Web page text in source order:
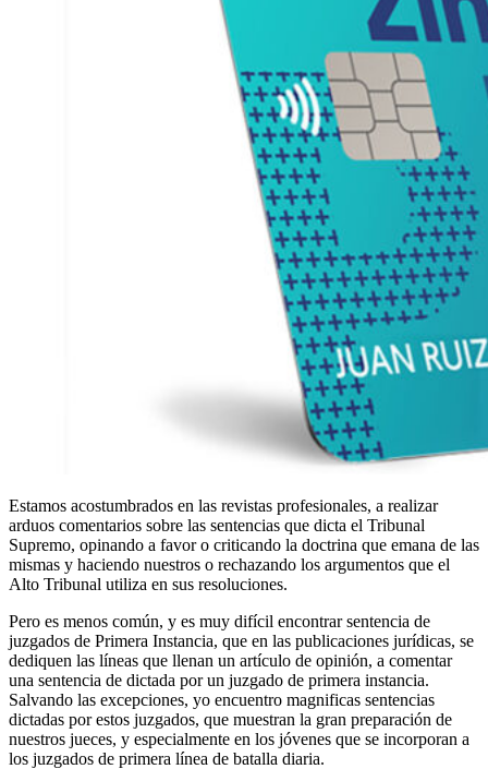
Estamos acostumbrados en las revistas profesionales, a realizar
arduos comentarios sobre las sentencias que dicta el Tribunal
Supremo, opinando a favor o criticando la doctrina que emana de las
mismas y haciendo nuestros o rechazando los argumentos que el
Alto Tribunal utiliza en sus resoluciones.
Pero es menos común, y es muy difícil encontrar sentencia de
juzgados de Primera Instancia, que en las publicaciones jurídicas, se
dediquen las líneas que llenan un artículo de opinión, a comentar
una sentencia de dictada por un juzgado de primera instancia.
Salvando las excepciones, yo encuentro magnificas sentencias
dictadas por estos juzgados, que muestran la gran preparación de
nuestros jueces, y especialmente en los jóvenes que se incorporan a
los juzgados de primera línea de batalla diaria.